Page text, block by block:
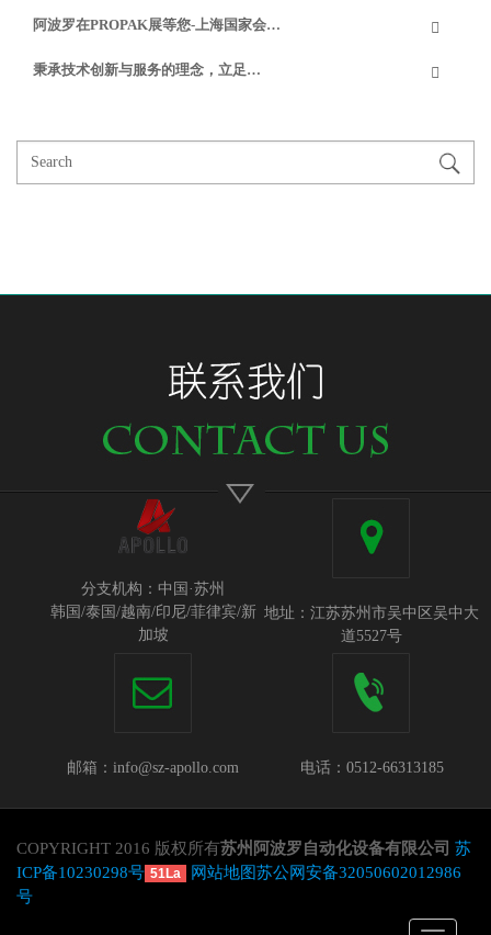
阿波罗在PROPAK展等您-上海国家会…
秉承技术创新与服务的理念，立足…
分支机构：中国·苏州
韩国/泰国/越南/印尼/菲律宾/新
加坡
地址：江苏苏州市吴中区吴中大
道5527号
邮箱：info@sz-apollo.com 电话：0512-66313185
COPYRIGHT 2016 版权所有苏州阿波罗自动化设备有限公司 苏
ICP备10230298号 51La 网站地图苏公网安备32050602012986
号